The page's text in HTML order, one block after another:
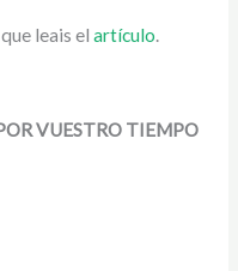
leais el artículo.
VUESTRO TIEMPO